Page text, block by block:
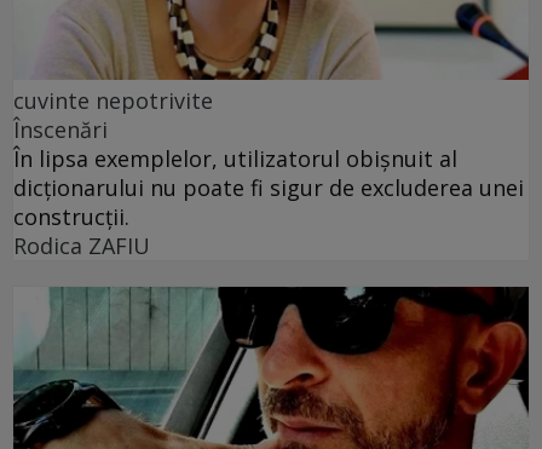
cuvinte nepotrivite
Înscenări
În lipsa exemplelor, utilizatorul obișnuit al
dicționarului nu poate fi sigur de excluderea unei
construcții.
Rodica ZAFIU